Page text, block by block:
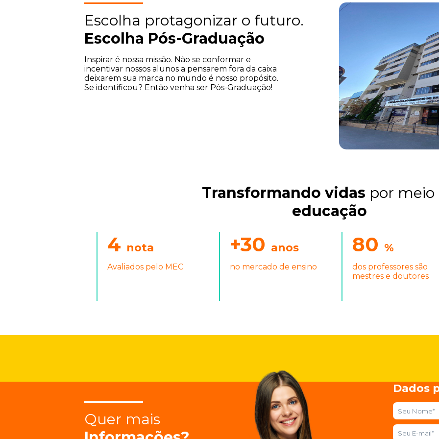
Escolha protagonizar o futuro.
Escolha Pós-Graduação
Inspirar é nossa missão. Não se conformar e
incentivar nossos alunos a pensarem fora da caixa
deixarem sua marca no mundo é nosso propósito.
Se identificou? Então venha ser Pós-Graduação!
Transformando vidas por meio
educação
4 nota
Avaliados pelo MEC
+30 anos
no mercado de ensino
80 %
dos professores são
mestres e doutores
Quer mais
Dados
nome
email